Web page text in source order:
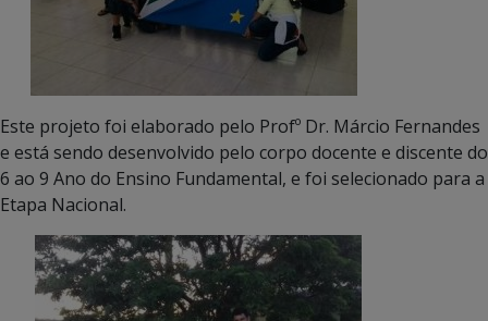
Este projeto foi elaborado pelo Profº Dr. Márcio Fernandes
e está sendo desenvolvido pelo corpo docente e discente do
6 ao 9 Ano do Ensino Fundamental, e foi selecionado para a
Etapa Nacional.